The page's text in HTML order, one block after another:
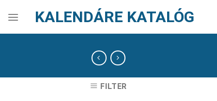
KALENDÁRE KATALÓG
FILTER